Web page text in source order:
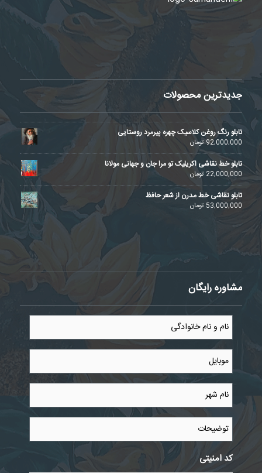
جدیدترین محصولات
تابلو رنگ روغن کلاسیک چهره پیرمرد روستایی
92,000,000تومان
تابلو خط نقاشی اکریلیک تو مرا جان و جهانی مولانا
22,000,000 تومان
تابلو نقاشی خط مدرن از شعر حافظ
53,000,000 تومان
مشاوره رایگان
نام
نام
خانوادگی
موبایل
نام
شهر *
توضیحات
کد امنیتی